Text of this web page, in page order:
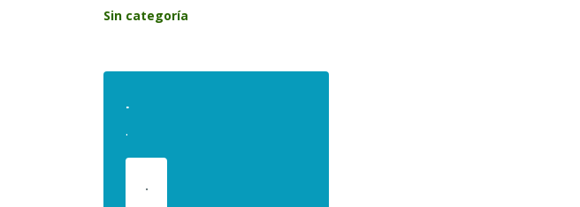
Sin categoría
.
.
.